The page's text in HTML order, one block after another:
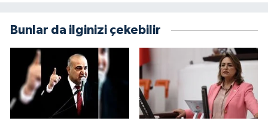
Bunlar da ilginizi çekebilir